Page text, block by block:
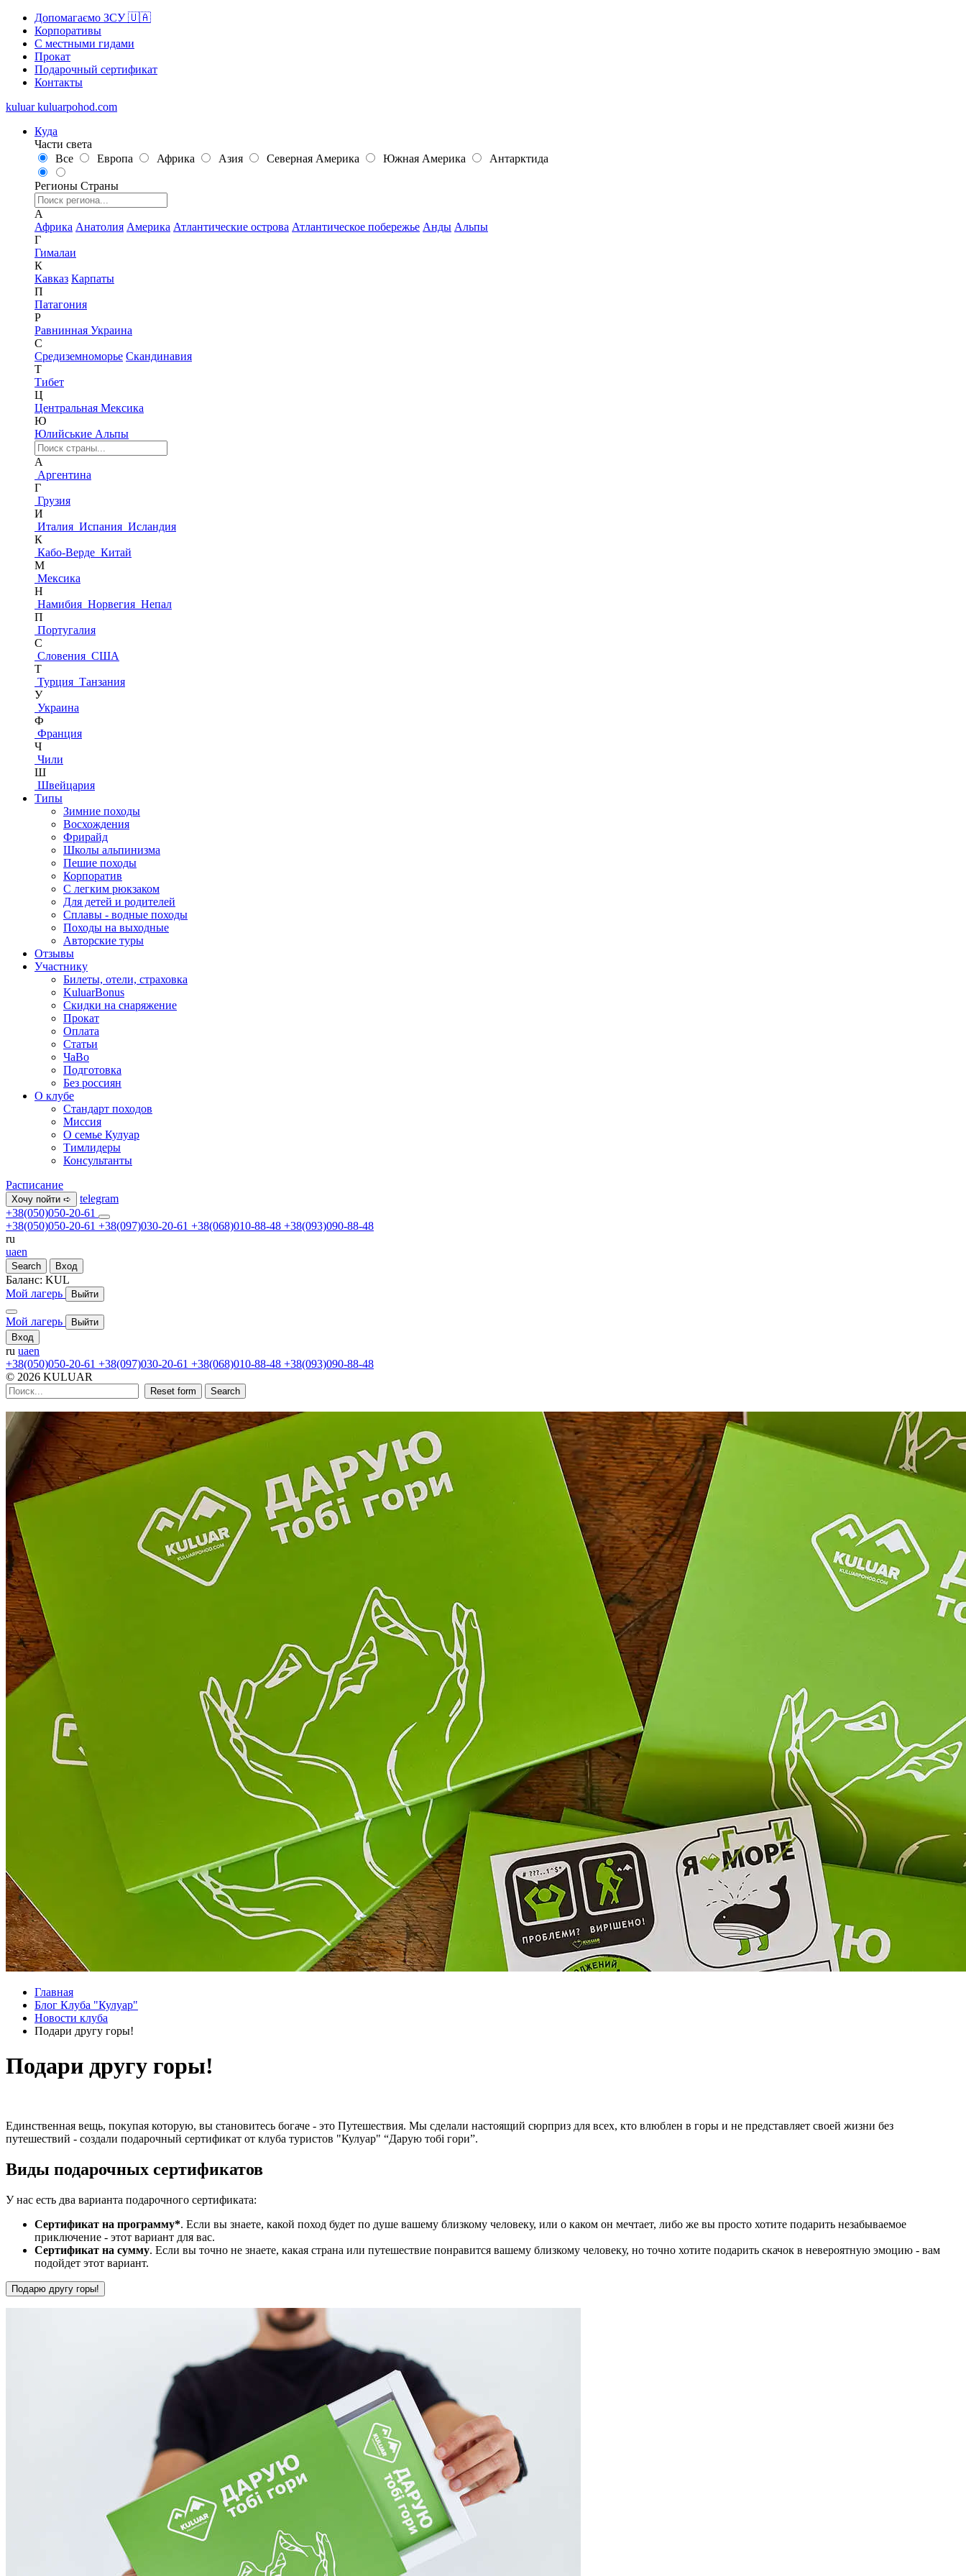
Допомагаємо ЗСУ 🇺🇦
Корпоративы
С местными гидами
Прокат
Подарочный сертификат
Контакты
kuluar kuluarpohod.com
Куда
Части света
Все
Европа Африка Азия Северная Америка Южная Америка Антарктида
Регионы Страны
А
Африка Анатолия Америка Атлантические острова Атлантическое побережье Анды Альпы
Г
Гималаи
К
Кавказ Карпаты
П
Патагония
Р
Равнинная Украина
С
Средиземноморье Скандинавия
Т
Тибет
Ц
Центральная Мексика
Ю
Юлийськие Альпы
А
Аргентина
Г
Грузия
И
Италия Испания Исландия
К
Кабо-Верде Китай
М
Мексика
Н
Намибия Норвегия Непал
П
Португалия
С
Словения США
Т
Турция Танзания
У
Украина
Ф
Франция
Ч
Чили
Ш
Швейцария
Типы
Зимние походы
Восхождения
Фрирайд
Школы альпинизма
Пешие походы
Корпоратив
С легким рюкзаком
Для детей и родителей
Сплавы - водные походы
Походы на выходные
Авторские туры
Отзывы
Участнику
Билеты, отели, страховка
KuluarBonus
Скидки на снаряжение
Прокат
Оплата
Статьи
ЧаВо
Подготовка
Без россиян
О клубе
Стандарт походов
Миссия
О семье Кулуар
Тимлидеры
Консультанты
Расписание
Хочу пойти ➪
telegram
+38(050)050-20-61
+38(050)050-20-61 +38(097)030-20-61 +38(068)010-88-48 +38(093)090-88-48
ru
uaen
Search Вход
Баланс: KUL
Мой лагерь
Выйти
Мой лагерь
Выйти
Вход
ru uaen
+38(050)050-20-61 +38(097)030-20-61 +38(068)010-88-48 +38(093)090-88-48
© 2026 KULUAR
Reset form Search
Главная
Блог Клуба "Кулуар"
Новости клуба
Подари другу горы!
Подари другу горы!
Единственная вещь, покупая которую, вы становитесь богаче - это Путешествия. Мы сделали настоящий сюрприз для всех, кто влюблен в горы и не представляет своей жизни без
путешествий - создали подарочный сертификат от клуба туристов "Кулуар" “Дарую тобі гори”.
Виды подарочных сертификатов
У нас есть два варианта подарочного сертификата:
Сертификат на программу*. Если вы знаете, какой поход будет по душе вашему близкому человеку, или о каком он мечтает, либо же вы просто хотите подарить незабываемое
приключение - этот вариант для вас.
Сертификат на сумму. Если вы точно не знаете, какая страна или путешествие понравится вашему близкому человеку, но точно хотите подарить скачок в невероятную эмоцию - вам
подойдет этот вариант.
Подарю другу горы!